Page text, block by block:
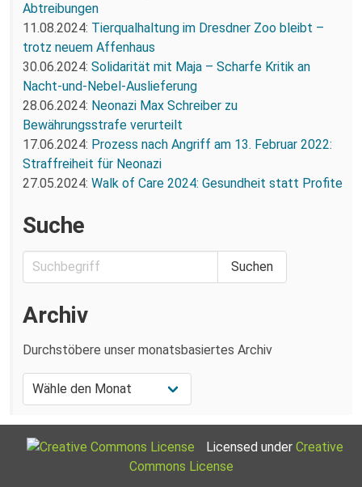
Abtreibungen
11.08.2024: Tierqualhaltung im Dresdner Zoo bleibt –
trotz neuem Affenhaus
30.06.2024: Solidarität mit Maja – Scharfe Kritik an
Nacht-und-Nebel-Auslieferung
28.06.2024: Neonazi Max Schreiber zu
Bewährungsstrafe verurteilt
17.06.2024: Prozess nach Angriff am 13. Februar 2022:
Straffreiheit für Neonazi
27.05.2024: Walk of Care 2024: Gesundheit statt Profite
Suche
Archiv
Durchstöbere unser monatsbasiertes Archiv
Licensed under Creative
Commons License